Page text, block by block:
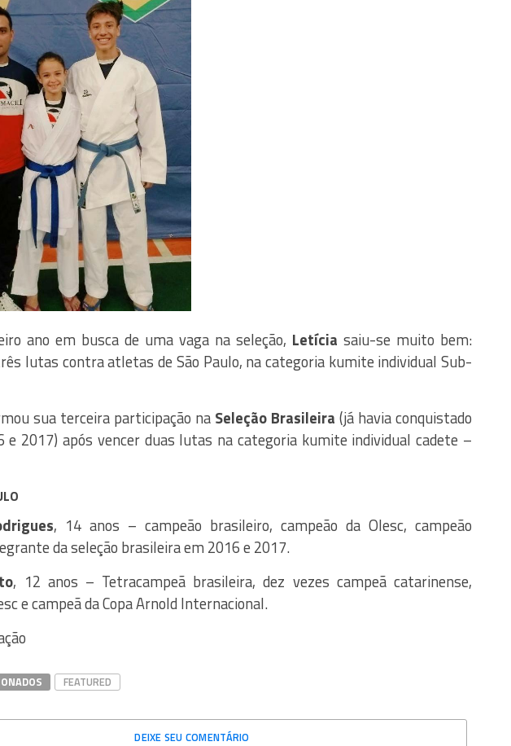
ano em busca de uma vaga na seleção, Letícia saiu-se muito bem:
lutas contra atletas de São Paulo, na categoria kumite individual Sub-
sua terceira participação na Seleção Brasileira (já havia conquistado
e 2017) após vencer duas lutas na categoria kumite individual cadete –
, 14 anos – campeão brasileiro, campeão da Olesc, campeão
da seleção brasileira em 2016 e 2017.
, 12 anos – Tetracampeã brasileira, dez vezes campeã catarinense,
e campeã da Copa Arnold Internacional.
FEATURED
DEIXE SEU COMENTÁRIO